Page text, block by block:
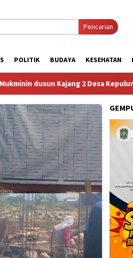
Pencarian
POLITIK BUDAYA KESEHATAN
2 Desa Kepulungan Per Hari Sabtu